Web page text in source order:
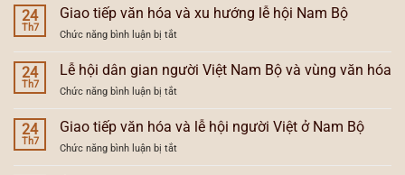
hướng
gian
hóa
và
lễ
hội
24
Th7
Giao tiếp văn hóa và xu hướng lễ hội Nam Bộ
Chức năng bình luận bị tắtở
Giao
tiếp
văn
hóa
và
xu
24
Th7
Lễ hội dân gian người Việt Nam Bộ và vùng văn hóa
Chức năng bình luận bị tắtở
Lễ
hội
gian
người
24
Th7
Giao tiếp văn hóa và lễ hội người Việt ở Nam Bộ
Chức năng bình luận bị tắtở
Giao